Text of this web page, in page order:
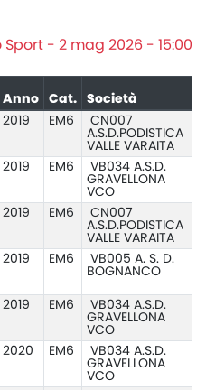
- 2 mag 2026 - 15:00
Anno Cat. Società
2019 EM6
CN007
A.S.D.PODISTICA
VALLE VARAITA
2019 EM6
VB034 A.S.D.
GRAVELLONA
VCO
2019 EM6
CN007
A.S.D.PODISTICA
VALLE VARAITA
2019 EM6
VB005 A. S. D.
BOGNANCO
2019 EM6
VB034 A.S.D.
GRAVELLONA
VCO
2020 EM6
VB034 A.S.D.
GRAVELLONA
VCO